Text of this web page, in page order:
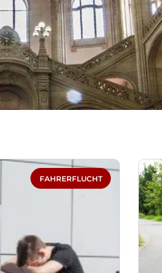
FAHRERFLUCHT
SeiteSeite
SeiteSeite